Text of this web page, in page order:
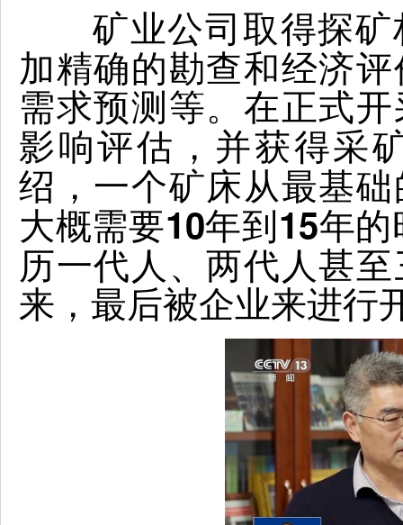
矿业公司取得探
加精确的勘查和经济
需求预测等。在正式
影响评估 ，并获得采
绍， 一个矿床从最基
大概需要10年到15年
历一代人、两代人甚
来，最后被企业来进行